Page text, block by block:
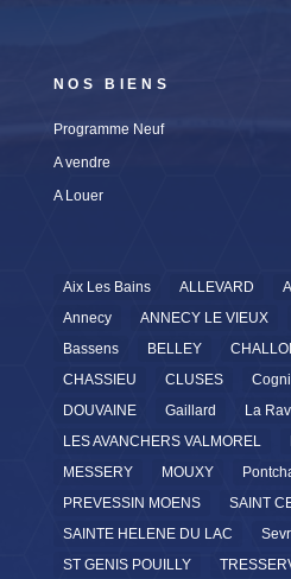
NOS BIENS
Programme Neuf
A vendre
A Louer
Aix Les Bains ALLEVARD
Annecy
ANNECY LE VIEUX
Bassens
BELLEY
CHASSIEU
CLUSES
DOUVAINE
Gaillard
La
LES AVANCHERS VALMOREL
MESSERY
MOUXY
PREVESSIN MOENS
SAINT
SAINTE HELENE DU LAC
ST GENIS POUILLY